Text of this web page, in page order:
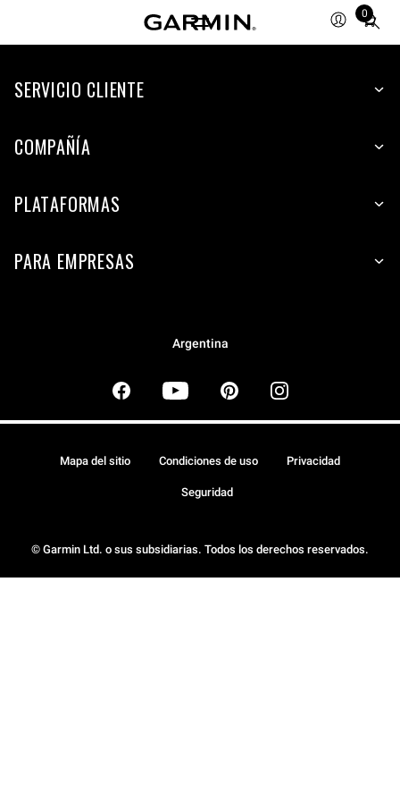
0
Total
items
cart:
SERVICIO CLIENTE
COMPAÑÍA
PLATAFORMAS
PARA EMPRESAS
Argentina
© Garmin Ltd. o sus subsidiarias. Todos los derechos reservados.
Mapa del sitio Condiciones de uso Privacidad
Seguridad